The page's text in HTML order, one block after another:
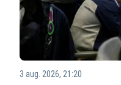
3 aug. 2026, 21:20